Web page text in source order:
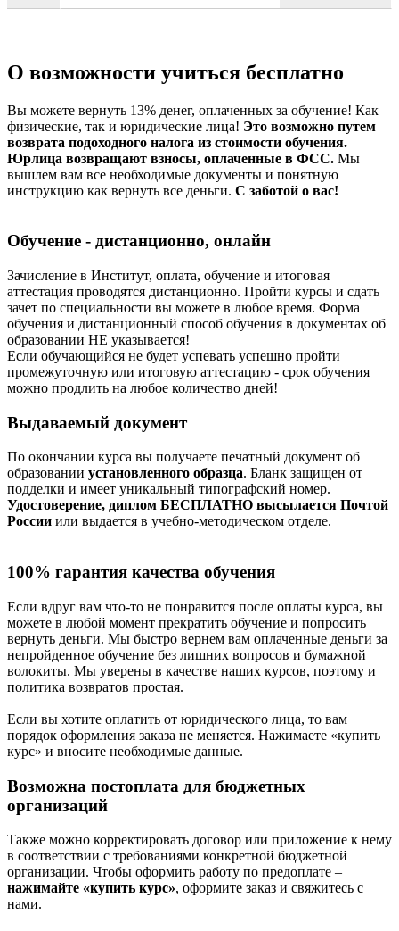
О возможности учиться бесплатно
Вы можете вернуть 13% денег, оплаченных за обучение! Как
физические, так и юридические лица! Это возможно путем
возврата подоходного налога из стоимости обучения.
Юрлица возвращают взносы, оплаченные в ФСС. Мы
вышлем вам все необходимые документы и понятную
инструкцию как вернуть все деньги. С заботой о вас!
Обучение - дистанционно, онлайн
Зачисление в Институт, оплата, обучение и итоговая
аттестация проводятся дистанционно. Пройти курсы и сдать
зачет по специальности вы можете в любое время. Форма
обучения и дистанционный способ обучения в документах об
образовании НЕ указывается!
Если обучающийся не будет успевать успешно пройти
промежуточную или итоговую аттестацию - срок обучения
можно продлить на любое количество дней!
Выдаваемый документ
По окончании курса вы получаете печатный документ об
образовании установленного образца. Бланк защищен от
подделки и имеет уникальный типографский номер.
Удостоверение, диплом БЕСПЛАТНО высылается Почтой
России или выдается в учебно-методическом отделе.
100% гарантия качества обучения
Если вдруг вам что-то не понравится после оплаты курса, вы
можете в любой момент прекратить обучение и попросить
вернуть деньги. Мы быстро вернем вам оплаченные деньги за
непройденное обучение без лишних вопросов и бумажной
волокиты. Мы уверены в качестве наших курсов, поэтому и
политика возвратов простая.
Если вы хотите оплатить от юридического лица, то вам
порядок оформления заказа не меняется. Нажимаете «купить
курс» и вносите необходимые данные.
Возможна постоплата для бюджетных
организаций
Также можно корректировать договор или приложение к нему
в соответствии с требованиями конкретной бюджетной
организации. Чтобы оформить работу по предоплате –
нажимайте «купить курс», оформите заказ и свяжитесь с
нами.